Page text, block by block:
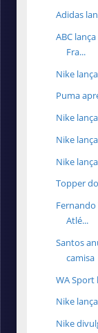
Adidas
ABC
Fra...
Nike
Puma
Nike
Nike
Nike
Topper
Atlé...
Santos
camisa
WA Sport
Nike
Nike